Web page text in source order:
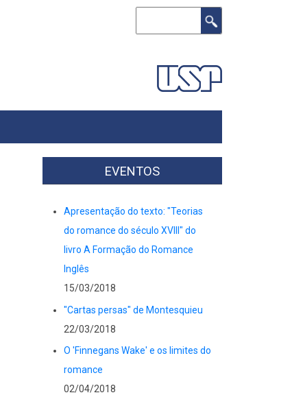
EVENTOS
Apresentação do texto: "Teorias
do romance do século XVIII" do
livro A Formação do Romance
Inglês
15/03/2018
"Cartas persas" de Montesquieu
22/03/2018
O 'Finnegans Wake' e os limites do
romance
02/04/2018